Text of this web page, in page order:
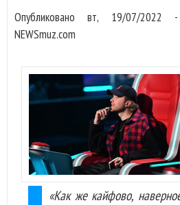
Опубликовановт, 19/07/2022
NEWSmuz.com
«Как же кайфово,